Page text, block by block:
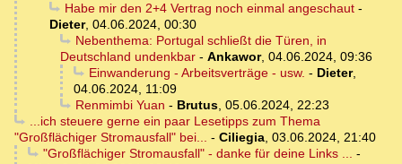
Habe mir den 2+4 Vertrag noch einmal angeschaut-
Dieter, 04.06.2024, 00:30
Nebenthema: Portugal schließt die Türen, in
Deutschland undenkbar - Ankawor, 04.06.2024, 09:36
Einwanderung - Arbeitsverträge - usw. - Dieter,
04.06.2024, 11:09
Renmimbi Yuan - Brutus, 05.06.2024, 22:23
...ich steuere gerne ein paar Lesetipps zum Thema
"Großflächiger Stromausfall" bei... - Ciliegia, 03.06.2024, 21:40
"Großflächiger Stromausfall" - danke für deine Links ... -